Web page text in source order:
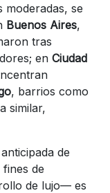
moderadas, se
Buenos Aires,
tras
en Ciudad
, barrios como
similar,
de
de
de lujo— es